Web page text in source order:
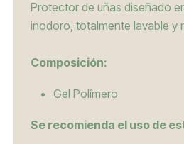
Protector de uñas diseñado
inodoro, totalmente lavable y
Composición:
Gel Polímero
Se recomienda el uso de